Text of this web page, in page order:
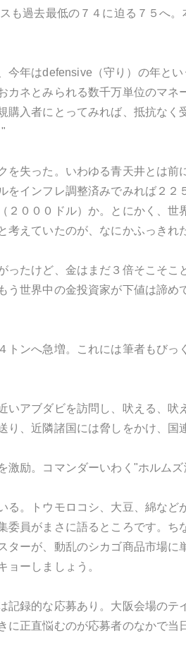
も過去最低の７４に迫る７５へ
年はdefensive（守り）の年と
ネとみられる数千万単位のマ
購入者にとってみれば、抵抗な
失った。いわゆる青天井とは前
インフレ調整済みでみれば２
０００ドル）か。とにかく、世
えていたのが、なにかふっきれ
たけど、金はまだ３倍そこそ
う世界中の金投資家が下値は諦
ンへ急増。これには筆者もびっ
アブダビを訪問し、吠える、
、近隣諸国には脅しをかけ、
激励。コマンダーいわく"ホルム
る。トウモロコシ、大豆、綿な
員がまさに語るところです。ち
ターが、動乱のシカゴ商品市場
ョーしましょう。
録的な応募あり。大阪会場のテ
正直悩むのが応募者のなかで当